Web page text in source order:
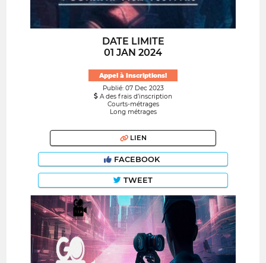
DATE LIMITE
01 JAN 2024
Appel à Inscriptions!
Publié: 07 Dec 2023
A des frais d’inscription
Courts-métrages
Long métrages
LIEN
FACEBOOK
TWEET